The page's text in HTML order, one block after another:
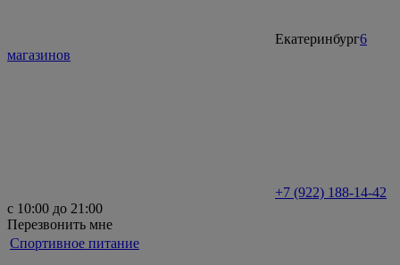
Екатеринбург6
магазинов
+7 (922) 188-14-42
с 10:00 до 21:00
Перезвонить мне
Спортивное питание